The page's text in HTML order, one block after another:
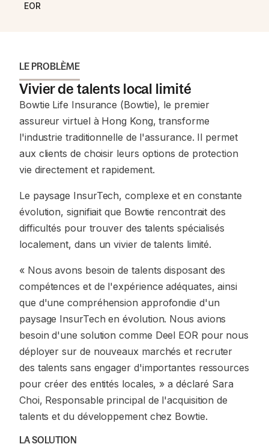
EOR
LE PROBLÈME
Vivier de talents local limité
Bowtie Life Insurance (Bowtie), le premier
assureur virtuel à Hong Kong, transforme
l'industrie traditionnelle de l'assurance. Il permet
aux clients de choisir leurs options de protection
vie directement et rapidement.
Le paysage InsurTech, complexe et en constante
évolution, signifiait que Bowtie rencontrait des
difficultés pour trouver des talents spécialisés
localement, dans un vivier de talents limité.
« Nous avons besoin de talents disposant des
compétences et de l'expérience adéquates, ainsi
que d'une compréhension approfondie d'un
paysage InsurTech en évolution. Nous avions
besoin d'une solution comme Deel EOR pour nous
déployer sur de nouveaux marchés et recruter
des talents sans engager d'importantes ressources
pour créer des entités locales, » a déclaré Sara
Choi, Responsable principal de l'acquisition de
talents et du développement chez Bowtie.
LA SOLUTION